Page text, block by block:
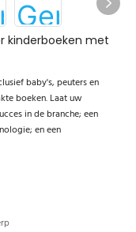
kinderboeken met
baby's, peuters en
boeken. Laat uw
in de branche; een
en een